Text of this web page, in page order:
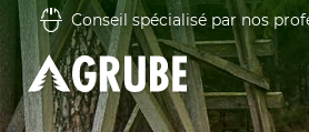
Conseil spécialisé par nos